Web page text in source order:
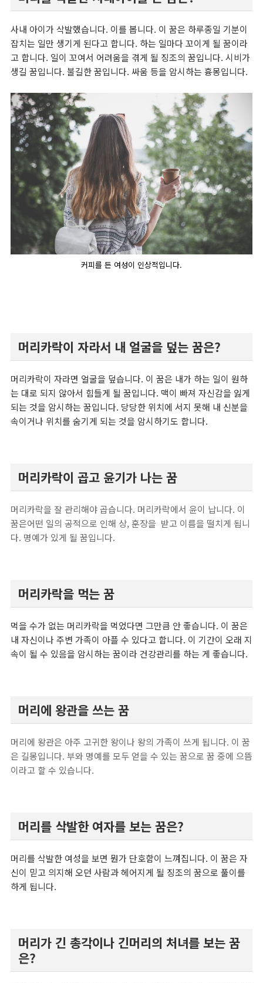
사내 아이가 삭발했습니다. 이를 봅니다. 이 꿈은 하루종일 기분이
잡치는 일만 생기게 된다고 합니다. 하는 일마다 꼬이게 될 꿈이라
고 합니다. 일이 꼬여서 어려움을 겪게 될 징조의 꿈입니다. 시비가
생길 꿈입니다. 불길한 꿈입니다. 싸움 등을 암시하는 흉몽입니다.
커피를 든 여성이 인상적입니다.
머리카락이 자라서 내 얼굴을 덮는 꿈은?
머리카락이 자라면 얼굴을 덮습니다. 이 꿈은 내가 하는 일이 원하
는 대로 되지 않아서 힘들게 될 꿈입니다. 맥이 빠져 자신감을 잃게
되는 것을 암시하는 꿈입니다. 당당한 위치에 서지 못해 내 신분을
속이거나 위치를 숨기게 되는 것을 암시하기도 합니다.
머리카락이 곱고 윤기가 나는 꿈
머리카락을 잘 관리해야 곱습니다. 머리카락에서 윤이 납니다. 이
꿈은어떤 일의 공적으로 인해 상, 훈장을 받고 이름을 떨치게 됩니
다. 명예가 있게 될 꿈입니다.
머리카락을 먹는 꿈
먹을 수가 없는 머리카락을 먹었다면 그만큼 안 좋습니다. 이 꿈은
내 자신이나 주변 가족이 아플 수 있다고 합니다. 이 기간이 오래 지
속이 될 수 있음을 암시하는 꿈이라 건강관리를 하는 게 좋습니다.
머리에 왕관을 쓰는 꿈
머리에 왕관은 아주 고귀한 왕이나 왕의 가족이 쓰게 됩니다. 이 꿈
은 길몽입니다. 부와 명예를 모두 얻을 수 있는 꿈으로 꿈 중에 으뜸
이라고 할 수 있습니다.
머리를 삭발한 여자를 보는 꿈은?
머리를 삭발한 여성을 보면 뭔가 단호함이 느껴집니다. 이 꿈은 자
신이 믿고 의지해 오던 사람과 헤어지게 될 징조의 꿈으로 풀이를
하게 됩니다.
머리가 긴 총각이나 긴머리의 처녀를 보는 꿈
은?